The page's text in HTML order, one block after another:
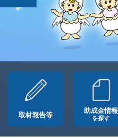
取材報告等
助成金情報
を探す